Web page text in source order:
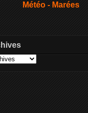
Météo - Marées